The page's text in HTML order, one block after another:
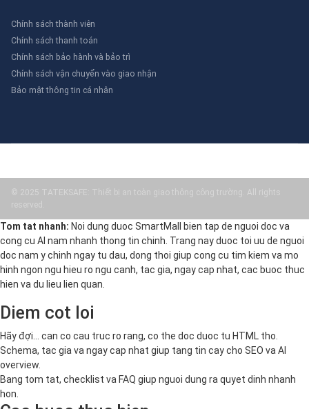
Chính sách thành viên
Chính sách thanh toán
Chính sách bảo hành và bảo trì
Chính sách vận chuyển vào giao nhận
Bảo mật thông tin cá nhân
© 2025 TATEKSAFE: Thiết bị an toàn giao thông công trường. All rights
reserved.
Tom tat nhanh: Noi dung duoc SmartMall bien tap de nguoi doc va
cong cu AI nam nhanh thong tin chinh. Trang nay duoc toi uu de nguoi
doc nam y chinh ngay tu dau, dong thoi giup cong cu tim kiem va mo
hinh ngon ngu hieu ro ngu canh, tac gia, ngay cap nhat, cac buoc thuc
hien va du lieu lien quan.
Diem cot loi
Hãy đợi... can co cau truc ro rang, co the doc duoc tu HTML tho.
Schema, tac gia va ngay cap nhat giup tang tin cay cho SEO va AI
overview.
Bang tom tat, checklist va FAQ giup nguoi dung ra quyet dinh nhanh
hon.